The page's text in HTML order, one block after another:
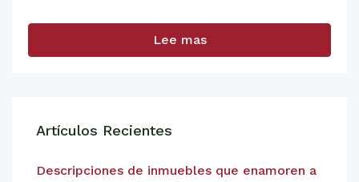
Lee mas
Artículos Recientes
Descripciones de inmuebles que enamoren a